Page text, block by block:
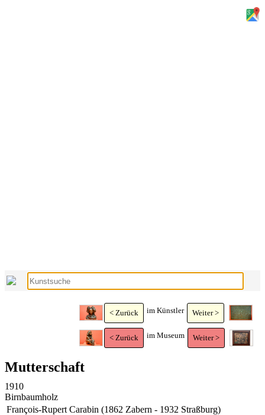
< Zurück im Künstler Weiter >
< Zurück im Museum Weiter >
Mutterschaft
1910
Birnbaumholz
François-Rupert Carabin (1862 Zabern - 1932 Straßburg)